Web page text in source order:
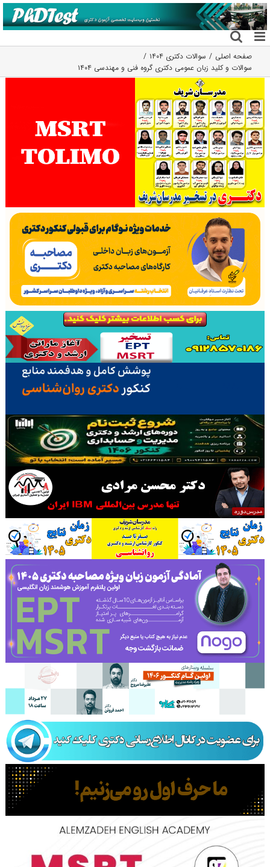
رفتن
به
محتوا
صفحه اصلی
سوالات دکتری ۱۴۰۴
سوالات و کلید زبان عمومی دکتری گروه فنی و مهندسی ۱۴۰۴